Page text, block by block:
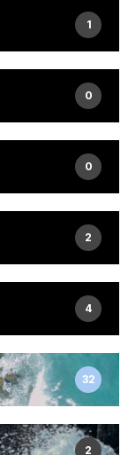
1
0
0
2
4
32
2